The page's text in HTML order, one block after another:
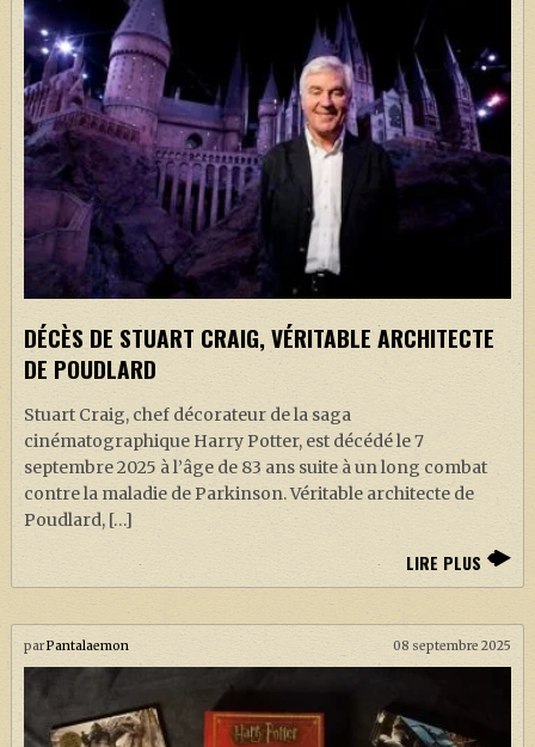
DÉCÈS DE STUART CRAIG, VÉRITABLE ARCHITECTE
DE POUDLARD
Stuart Craig, chef décorateur de la saga
cinématographique Harry Potter, est décédé le 7
septembre 2025 à l’âge de 83 ans suite à un long combat
contre la maladie de Parkinson. Véritable architecte de
Poudlard, […]
LIRE PLUS
parPantalaemon 08 septembre 2025